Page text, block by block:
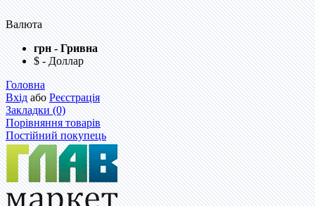
Валюта
грн - Гривна
$ - Доллар
Головна
ВхідабоРеєстрація
Закладки (0)
Порівняння товарів
Постійний покупець